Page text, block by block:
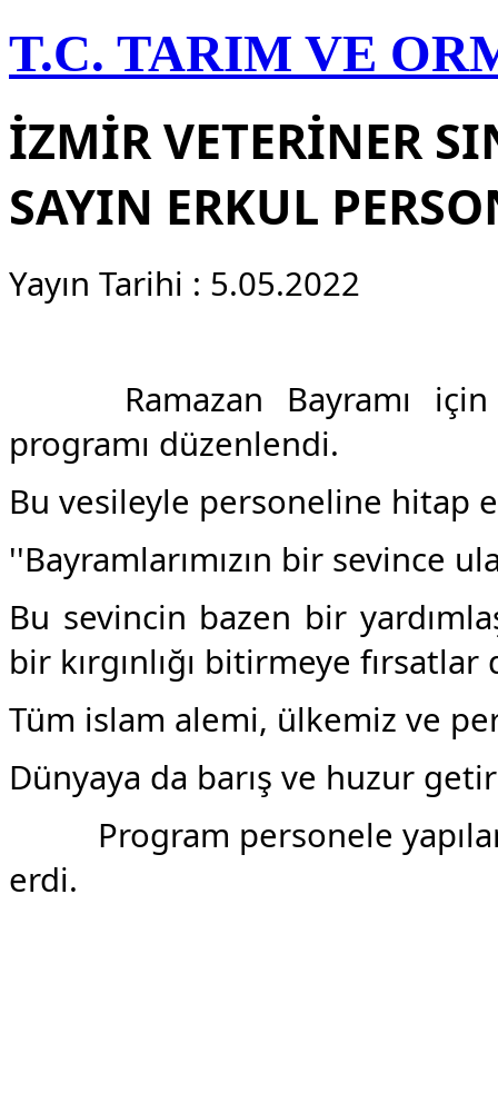
T.C. TARIM VE
İZMİR VETERİNER
SAYIN ERKUL
Yayın Tarihi : 5.05.2022
Ramazan Bayramı için
programı düzenlendi.
Bu vesileyle personeline hitap
''Bayramlarımızın bir sevince
Bu sevincin bazen bir
bir kırgınlığı bitirmeye
Tüm islam alemi, ülkemiz ve
Dünyaya da barış ve huzur
Program personele yapılan
erdi.